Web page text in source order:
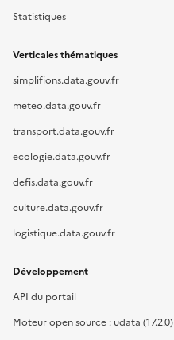
Statistiques
Verticales thématiques
simplifions.data.gouv.fr
meteo.data.gouv.fr
transport.data.gouv.fr
ecologie.data.gouv.fr
defis.data.gouv.fr
culture.data.gouv.fr
logistique.data.gouv.fr
Développement
API du portail
Moteur open source : udata (17.2.0)